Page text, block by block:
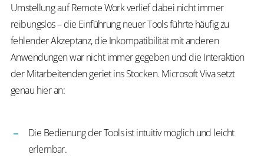
Umstellung auf Remote Work verlief dabei nicht immer
reibungslos – die Einführung neuer Tools führte häufig zu
fehlender Akzeptanz, die Inkompatibilität mit anderen
Anwendungen war nicht immer gegeben und die Interaktion
der Mitarbeitenden geriet ins Stocken. Microsoft Viva setzt
genau hier an:
Die Bedienung der Tools ist intuitiv möglich und leicht
erlernbar.